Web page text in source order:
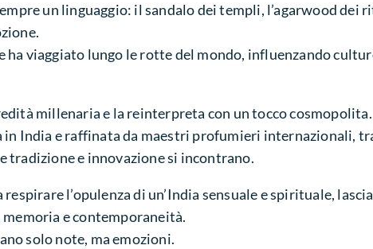
un linguaggio: il sandalo dei templi, l’agarwood dei
ha viaggiato lungo le rotte del mondo, influenzando
millenaria e la reinterpreta con un tocco cosmopolita.
India e raffinata da maestri profumieri internazionali,
tradizione e innovazione si incontrano.
l’opulenza di un’India sensuale e spirituale,
e contemporaneità.
solo note, ma emozioni.